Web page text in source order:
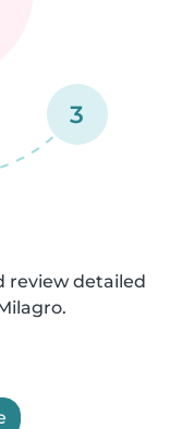
3
review detailed